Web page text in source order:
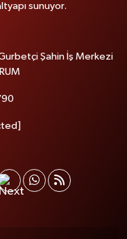
sunuyor.
Şahin İş Merkezi